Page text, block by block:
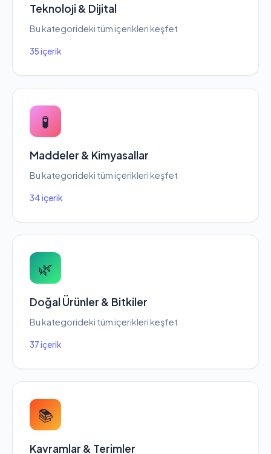
Teknoloji & Dijital
Bu kategorideki tüm içerikleri keşfet
35 içerik
🧪
Maddeler & Kimyasallar
Bu kategorideki tüm içerikleri keşfet
34 içerik
🌿
Doğal Ürünler & Bitkiler
Bu kategorideki tüm içerikleri keşfet
37 içerik
📚
Kavramlar & Terimler